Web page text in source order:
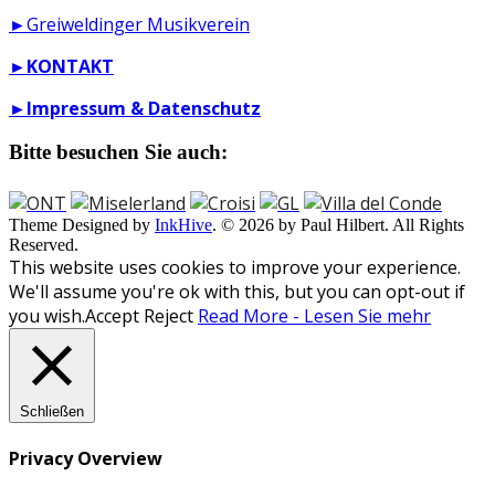
►Greiweldinger Musikverein
►KONTAKT
►Impressum & Datenschutz
Bitte besuchen Sie auch:
Theme Designed by InkHive. © 2026 by Paul Hilbert. All Rights
Reserved.
This website uses cookies to improve your experience.
We'll assume you're ok with this, but you can opt-out if
you wish.Accept Reject Read More - Lesen Sie mehr
Schließen
Privacy Overview